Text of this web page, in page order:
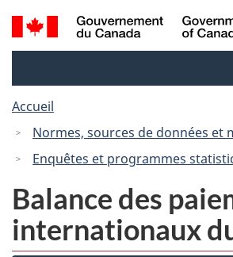
Passer
au
Passer
à
Recherche
et
Accueil
Normes, sources de données et
Enquêtes et programmes
Balance des
internationaux